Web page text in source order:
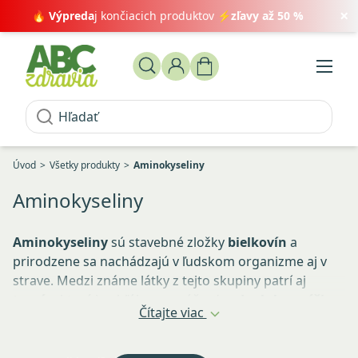
🔥 Výpredaj končiacich produktov ⚡zľavy až 50 % ×
Úvod Všetky produkty Aminokyseliny
Aminokyseliny
Aminokyselinysú stavebné zložky bielkovín a
prirodzene sa nachádzajú v ľudskom organizme aj v
strave. Medzi známe látky z tejto skupiny patrí aj
pre aktívnych ľudí a športovcov.
Čítajte viac